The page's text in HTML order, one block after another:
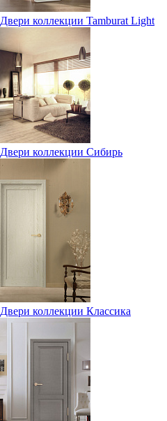
Двери коллекции Tamburat Light
Двери коллекции Сибирь
Двери коллекции Классика